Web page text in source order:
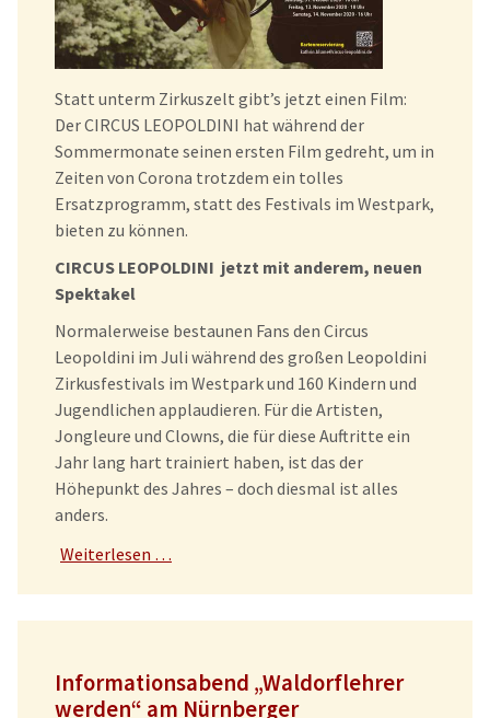
Statt unterm Zirkuszelt gibt’s jetzt einen Film:
Der CIRCUS LEOPOLDINI hat während der
Sommermonate seinen ersten Film gedreht, um in
Zeiten von Corona trotzdem ein tolles
Ersatzprogramm, statt des Festivals im Westpark,
bieten zu können.
CIRCUS LEOPOLDINI jetzt mit anderem, neuen
Spektakel
Normalerweise bestaunen Fans den Circus
Leopoldini im Juli während des großen Leopoldini
Zirkusfestivals im Westpark und 160 Kindern und
Jugendlichen applaudieren. Für die Artisten,
Jongleure und Clowns, die für diese Auftritte ein
Jahr lang hart trainiert haben, ist das der
Höhepunkt des Jahres – doch diesmal ist alles
anders.
Weiterlesen …
Informationsabend „Waldorflehrer
werden“ am Nürnberger